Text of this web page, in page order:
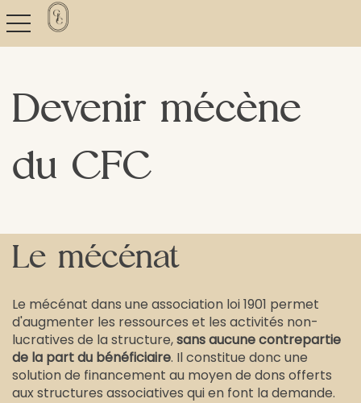
toggle navigation
Devenir mécène
du CFC
Le mécénat
Le mécénat dans une association loi 1901 permet
d'augmenter les ressources et les activités non-
lucratives de la structure,sans aucune contrepartie
de la part du bénéficiaire. Il constitue donc une
solution de financement au moyen de dons offerts
aux structures associatives qui en font la demande.